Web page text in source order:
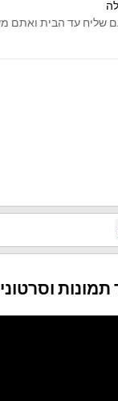
שליח עד הבית ואתם
תמונות